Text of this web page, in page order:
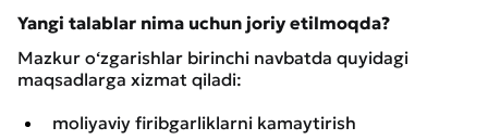
Yangi talablar nima uchun joriy etilmoqda?
Mazkur o‘zgarishlar birinchi navbatda quyidagi
maqsadlarga xizmat qiladi:
moliyaviy firibgarliklarni kamaytirish